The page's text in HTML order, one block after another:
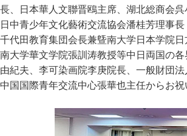
長、日本華人文聯晋鴎主席、湖北総商会
日中青少年文化藝術交流協会潘桂芳理事
千代田教育集団会長兼曁南大学日本学院
南大学華文学院張訓涛教授等中日両国の
由紀夫、李可染画院李庚院長、一般財団
中国国際青年交流中心張華也主任からお